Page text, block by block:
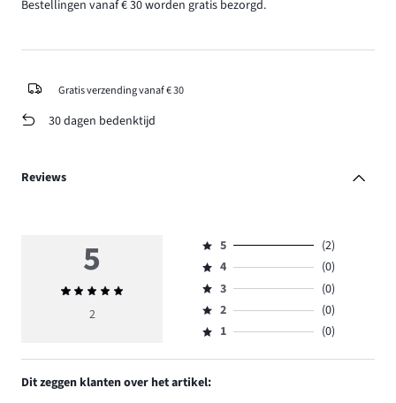
Bestellingen vanaf € 30 worden gratis bezorgd.
Gratis verzending vanaf € 30
30 dagen bedenktijd
Reviews
5
Gemiddelde
beoordeling
2
Beoordeling
5,
aantal
reviews
2.
5
(2)
Beoordeling
4,
aantal
reviews
4
(0)
Beoordeling
3,
aantal
3
(0)
Beoordeling
2,
0.
2
(0)
Beoordeling
1,
aantal
reviews
1 (0)
Dit zeggen klanten over het artikel: